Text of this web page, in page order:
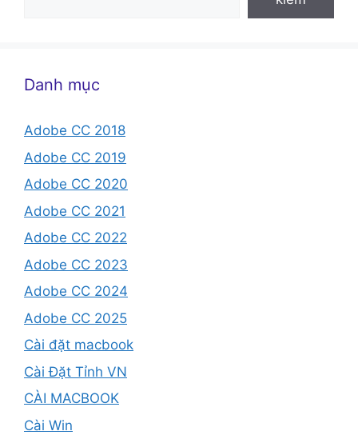
Danh mục
Adobe CC 2018
Adobe CC 2019
Adobe CC 2020
Adobe CC 2021
Adobe CC 2022
Adobe CC 2023
Adobe CC 2024
Adobe CC 2025
Cài đặt macbook
Cài Đặt Tỉnh VN
CÀI MACBOOK
Cài Win